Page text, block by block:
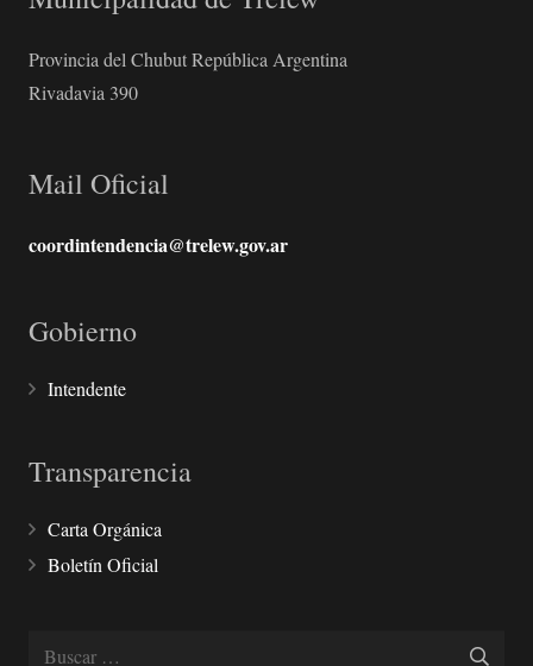
Provincia del Chubut República Argentina
Rivadavia 390
Mail Oficial
coordintendencia@trelew.gov.ar
Gobierno
Intendente
Transparencia
Carta Orgánica
Boletín Oficial
Buscar: